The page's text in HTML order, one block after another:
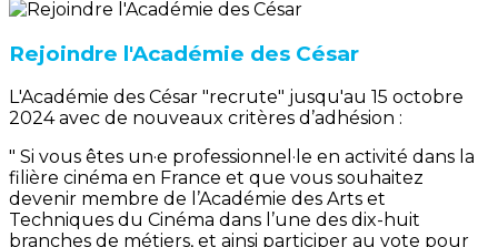
Rejoindre l'Académie des César
L'Académie des César "recrute" jusqu'au 15 octobre
2024 avec de nouveaux critères d’adhésion :
" Si vous êtes un·e professionnel·le en activité dans la
filière cinéma en France et que vous souhaitez
devenir membre de l’Académie des Arts et
Techniques du Cinéma dans l’une des dix-huit
branches de métiers, et ainsi participer au vote pour